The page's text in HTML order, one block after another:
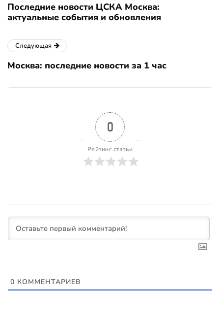
Последние новости ЦСКА Москва:
актуальные события и обновления
Следующая
Москва: последние новости за 1 час
0
Рейтинг статьи
0 КОММЕНТАРИЕВ